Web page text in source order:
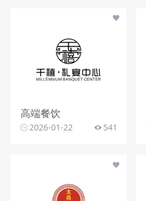
高端餐饮
2026-01-22 541